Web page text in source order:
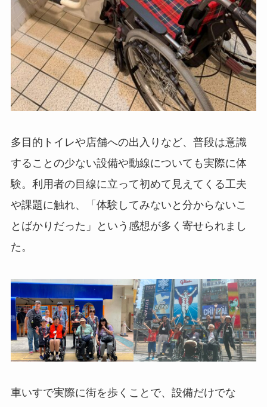
多目的トイレや店舗への出入りなど、普段は意識
することの少ない設備や動線についても実際に体
験。利用者の目線に立って初めて見えてくる工夫
や課題に触れ、「体験してみないと分からないこ
とばかりだった」という感想が多く寄せられまし
た。
車いすで実際に街を歩くことで、設備だけでな